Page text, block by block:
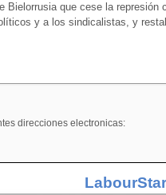
Bielorrusia que cese la represión
y a los sindicalistas, y
direcciones electronicas: